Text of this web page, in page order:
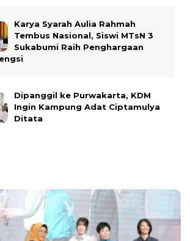
Karya Syarah Aulia Rahmah
Tembus Nasional, Siswi MTsN 3
Sukabumi Raih Penghargaan
Dipanggil ke Purwakarta, KDM
Ingin Kampung Adat Ciptamulya
Ditata